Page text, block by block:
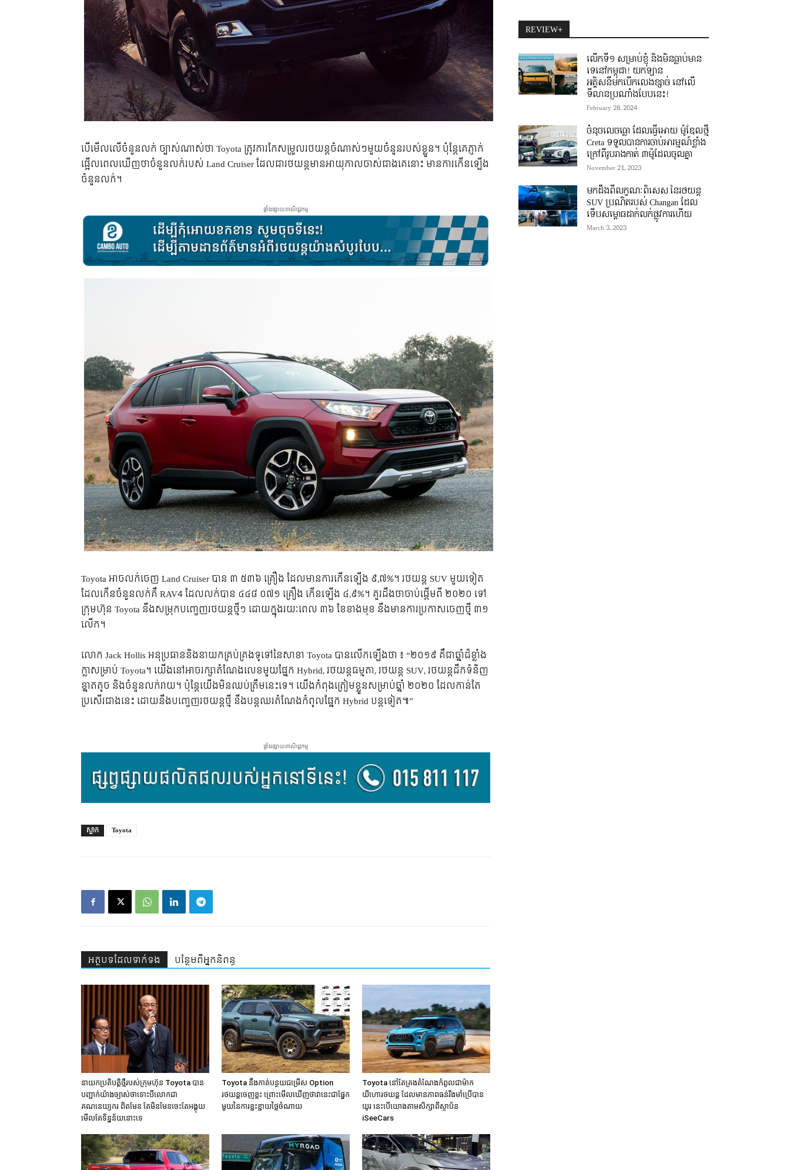
បើ​មើល​លើ​ចំនួន​លក់​ ច្បាស់​ណាស់​ថា Toyota ត្រូវ​ការ​កែ​សម្រួល​រថយន្ត​ចំណាស់ៗ​មួយ​ចំនួន​របស់​ខ្លួន។ ប៉ុន្តែ​គេ​ភ្ញាក់​
ផ្អើល​ពេល​ឃើញ​ថា​ចំនួន​លក់​របស់ Land Cruiser ដែល​ជា​រថយន្ត​មាន​អាយុ​កាល​ចាស់​ជាង​គេ​នោះ មាន​ការ​កើន​ឡើង​
ចំនួន​លក់។
ផ្ទាំងផ្សាយពាណិជ្ជកម្ម
Toyota អាច​លក់​ចេញ Land Cruiser បាន​ ៣ ៥៣៦ គ្រឿង ដែល​មាន​ការ​កើន​ឡើង ៩,៧%។ រថយន្ត SUV មួយ​ទៀត​
ដែល​កើន​ចំនួន​លក់​គឺ RAV4 ដែល​លក់​បាន ៤៤៨ ០៧១ គ្រឿង កើន​ឡើង ៤,៩%។ គួរ​ដឹង​ថា​ចាប់​ផ្ដើម​ពី ២០២០ ទៅ
ក្រុមហ៊ុន Toyota នឹង​សម្រុក​បញ្ចេញ​រថយន្ត​ថ្មីៗ ដោយ​ក្នុង​រយៈពេល ៣៦ ខែ​ខាង​មុខ នឹង​មាន​ការ​ប្រកាស​ចេញ​ថ្មី ៣១
លើក។
លោក Jack Hollis អនុ​ប្រធាន​និង​នាយក​គ្រប់​គ្រង​ទូទៅ​នៃ​សាខា Toyota បាន​លើក​ឡើង​ថា ៖ “២០១៩ គឺ​ជា​ឆ្នាំ​ដ៏​ខ្លាំង​
ក្លា​សម្រាប់ Toyota។ យើង​នៅ​អាច​រក្សា​តំណែង​លេខ​មួយ​ផ្នែក Hybrid, រថយន្ត​ធម្មតា, រថយន្ត SUV, រថយន្ត​ដឹក​ទំនិញ​
ខ្នាត​តូច និង​ចំនួន​លក់​រាយ។ ប៉ុន្តែ​យើង​មិន​ឈប់​ត្រឹម​នេះ​ទេ។ យើង​កំពុង​ត្រៀម​ខ្លួន​សម្រាប់​ឆ្នាំ ២០២០ ដែល​កាន់​តែ​
ប្រសើរ​ជាង​នេះ ដោយ​នឹង​បញ្ចេញ​រថយន្ត​ថ្មី នឹង​បន្ត​​ឈរ​​តំណែង​កំពូល​ផ្នែក Hybrid បន្ត​ទៀត៕”
ផ្ទាំងផ្សាយពាណិជ្ជកម្ម
ស្លាក Toyota
អត្ថបទ​ដែល​ទាក់ទង បន្ថែម​ពី​អ្នកនិពន្ធ
នាយកប្រតិបត្តិថ្មីរបស់ក្រុមហ៊ុន Toyota បាន
បញ្ជាក់យ៉ាងច្បាស់ថាទោះបីលោកជា
គណនេយ្យករ ពិតមែន តែមិនមែនចេះតែអង្គុយ
មើលតែទិន្នន័យនោះទេ
Toyota នឹងកាត់បន្ថយជម្រើស Option
រថយន្ដចេញខ្លះ ព្រោះមើលឃើញថាវានេះជាផ្នែក
មួយនៃការខ្ជះខ្ជាយថ្លៃចំណាយ
Toyota នៅតែគ្រងតំណែងកំពូលជាម៉ាក
យីហោរថយន្ដ ដែលមានភាពធន់រឹងមាំប្រើបាន
យូរ នេះបើយោងតាមសិក្សាពីស្ថាប័ន
iSeeCars
REVIEW+
លើកទី១ សម្រាប់ខ្ញុំ និងមិនធ្លាប់មាន
ទេនៅកម្ពុជា! យកឡាន
អគ្គិសនីមកបើកលេងខ្សាច់ នៅលើ
ទីលានប្រណាំងបែបនេះ!
February 28, 2024
ចំនុចលេចធ្លោ ដែលធ្វើអោយ ម៉ូឌែលថ្មី
Creta ទទួលបានការចាប់អារម្មណ៍ខ្លាំង
ក្រៅពីរូបរាងកាត់ ៣ម៉ូដែលចូលគ្នា
November 21, 2023
មកដឹងពីលក្ខណៈពិសេស នៃរថយន្ត
SUV ប្រណិតរបស់ Changan ដែល
ទើបសម្ភោធដាក់លក់ផ្លូវការហើយ
March 3, 2023